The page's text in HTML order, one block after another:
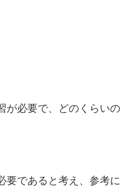
が必要で、どのくらいの
要であると考え、参考に